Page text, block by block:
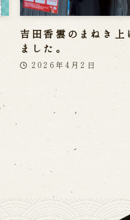
吉田香雲のまねき上
ました。
2026年4月2日